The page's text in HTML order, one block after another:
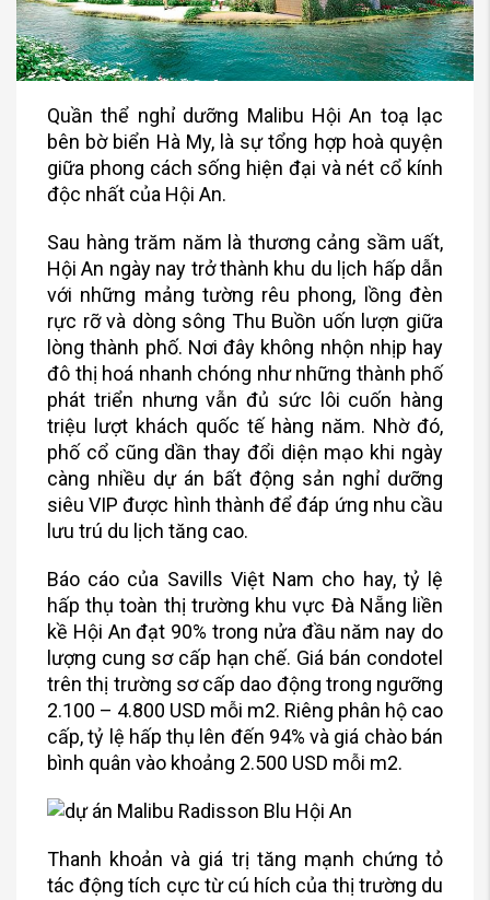
Quần thể nghỉ dưỡng Malibu Hội An toạ lạc
bên bờ biển Hà My, là sự tổng hợp hoà quyện
giữa phong cách sống hiện đại và nét cổ kính
độc nhất của Hội An.
Sau hàng trăm năm là thương cảng sầm uất,
Hội An ngày nay trở thành khu du lịch hấp dẫn
với những mảng tường rêu phong, lồng đèn
rực rỡ và dòng sông Thu Buồn uốn lượn giữa
lòng thành phố. Nơi đây không nhộn nhịp hay
đô thị hoá nhanh chóng như những thành phố
phát triển nhưng vẫn đủ sức lôi cuốn hàng
triệu lượt khách quốc tế hàng năm. Nhờ đó,
phố cổ cũng dần thay đổi diện mạo khi ngày
càng nhiều dự án bất động sản nghỉ dưỡng
siêu VIP được hình thành để đáp ứng nhu cầu
lưu trú du lịch tăng cao.
Báo cáo của Savills Việt Nam cho hay, tỷ lệ
hấp thụ toàn thị trường khu vực Đà Nẵng liền
kề Hội An đạt 90% trong nửa đầu năm nay do
lượng cung sơ cấp hạn chế. Giá bán condotel
trên thị trường sơ cấp dao động trong ngưỡng
2.100 – 4.800 USD mỗi m2. Riêng phân hộ cao
cấp, tỷ lệ hấp thụ lên đến 94% và giá chào bán
bình quân vào khoảng 2.500 USD mỗi m2.
Thanh khoản và giá trị tăng mạnh chứng tỏ
tác động tích cực từ cú hích của thị trường du